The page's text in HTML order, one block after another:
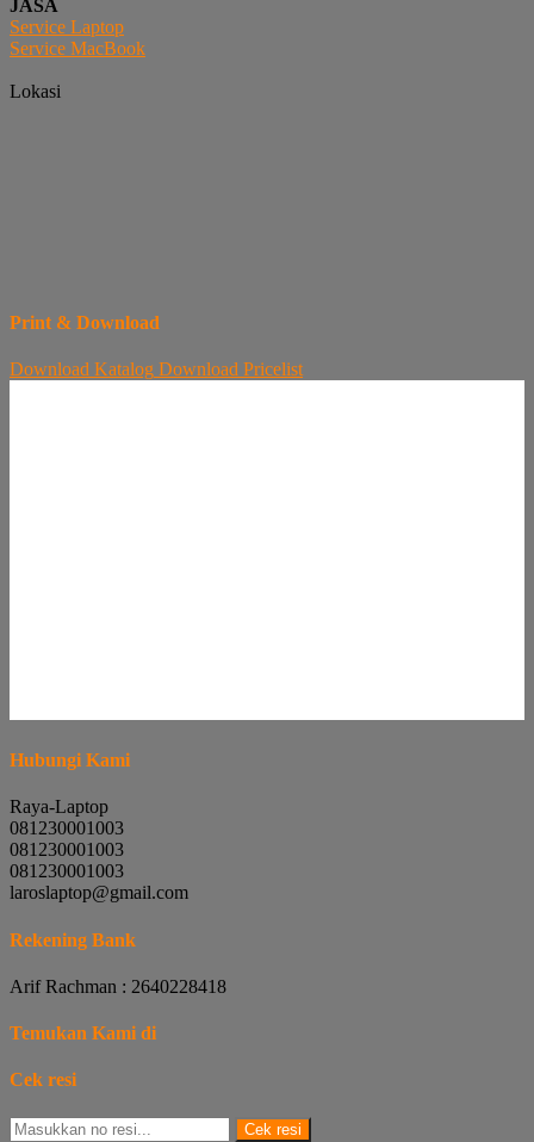
JASA
Service Laptop
Service MacBook
Lokasi
Print & Download
Download Katalog Download Pricelist
Hubungi Kami
Raya-Laptop
081230001003
081230001003
081230001003
laroslaptop@gmail.com
Rekening Bank
Arif Rachman : 2640228418
Temukan Kami di
Cek resi
Cek resi